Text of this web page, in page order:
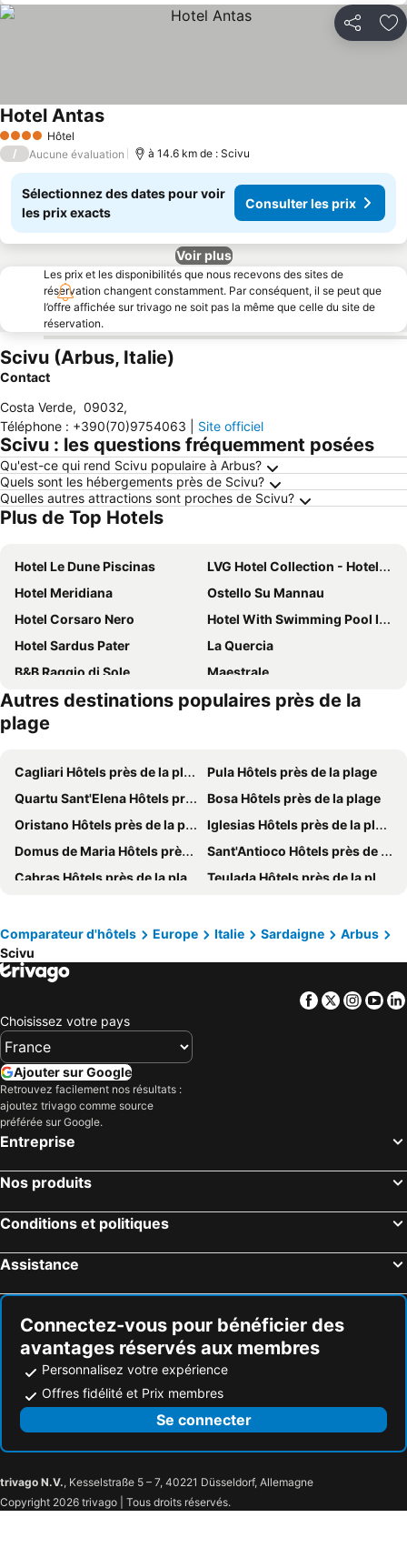
Partager
4 Étoiles Hôtel
Hotel AntasConsulter les prix
/ Aucune évaluation à 14.6 km de : Scivu
Sélectionnez des dates pour voir
les prix exacts
Consulter les prix
Voir plus
Les prix et les disponibilités que nous recevons des sites de
réservation changent constamment. Par conséquent, il se peut que
l’offre affichée sur trivago ne soit pas la même que celle du site de
réservation.
Scivu (Arbus, Italie)
Contact
Costa Verde, 09032,
Téléphone : +390(70)9754063 Site officiel
Scivu : les questions fréquemment posées
Qu'est-ce qui rend Scivu populaire à Arbus?
Quels sont les hébergements près de Scivu?
Quelles autres attractions sont proches de Scivu?
Plus de Top Hotels
Hotel Le Dune Piscinas
LVG Hotel Collection - Hotel La Rosa dei Venti
Hotel Meridiana
Ostello Su Mannau
Hotel Corsaro Nero
Hotel With Swimming Pool In Arbus
Hotel Sardus Pater
La Quercia
B&B Raggio di Sole
Maestrale
Agriturismo SaTanca
Agriturismo Laquila
Hotel '904
Autres destinations populaires près de la
plage
Cagliari Hôtels près de la plage
Pula Hôtels près de la plage
Quartu Sant'Elena Hôtels près de la plage
Bosa Hôtels près de la plage
Oristano Hôtels près de la plage
Iglesias Hôtels près de la plage
Domus de Maria Hôtels près de la plage
Sant'Antioco Hôtels près de la plage
Cabras Hôtels près de la plage
Teulada Hôtels près de la plage
Capoterra Hôtels près de la plage
Calasetta Hôtels près de la plage
Castiadas Hôtels près de la plage
Villaputzu Hôtels près de la plage
San Vero Milis Hôtels près de la plage
Sinnai Hôtels près de la plage
Carbonia Hôtels près de la plage
Buggerru Hôtels près de la plage
Arborea Hôtels près de la plage
Riola Sardo Hôtels près de la plage
Guspini Hôtels près de la plage
Villa San Pietro Hôtels près de la plage
Maracalagonis Hôtels près de la plage
Tresnuraghes Hôtels près de la plage
San Vito Hôtels près de la plage
Comparateur d'hôtels Europe Italie Sardaigne
Arbus
Scivu
Facebook
Twitter
Choisissez votre pays
Ajouter sur Google
Retrouvez facilement nos résultats :
ajoutez trivago comme source
préférée sur Google.
Entreprise
Nos produits
Conditions et politiques
Assistance
Connectez-vous pour bénéficier des
avantages réservés aux membres
Personnalisez votre expérience
Offres fidélité et Prix membres
Se connecter
trivago N.V., Kesselstraße 5 – 7, 40221 Düsseldorf, Allemagne
Copyright 2026 trivago | Tous droits réservés.